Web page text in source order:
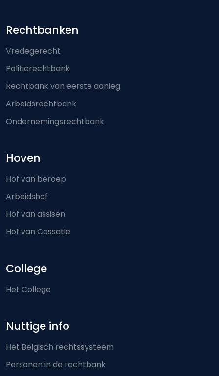
Footer-menu
Rechtbanken
Vredegerecht
Politierechtbank
Rechtbank van eerste aanleg
Arbeidsrechtbank
Ondernemingsrechtbank
Hoven
Hof van beroep
Arbeidshof
Hof van assisen
Hof van Cassatie
College
Het College
Nuttige info
Het Belgisch rechtssysteem
Personen in de rechtbank